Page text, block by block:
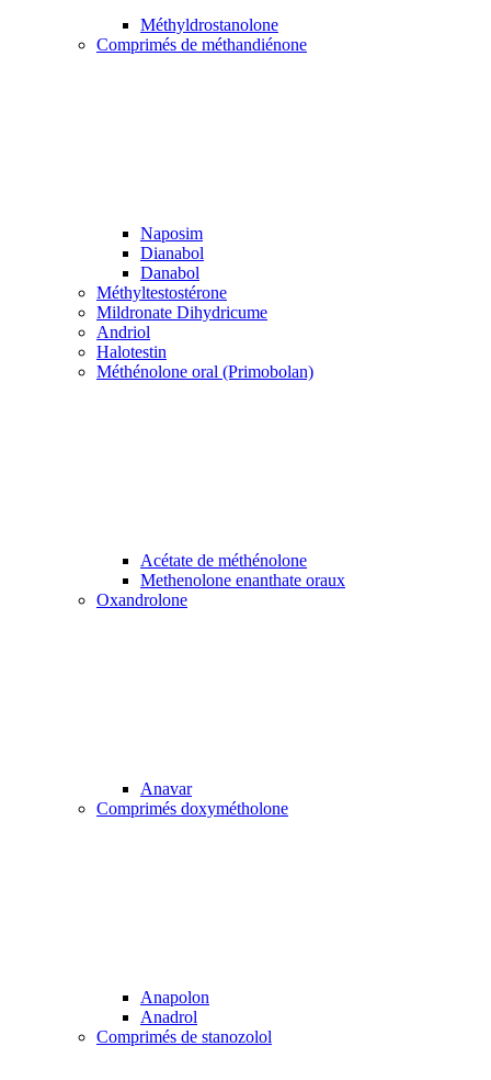
Méthyldrostanolone
Comprimés de méthandiénone
Naposim
Dianabol
Danabol
Méthyltestostérone
Mildronate Dihydricume
Andriol
Halotestin
Méthénolone oral (Primobolan)
Acétate de méthénolone
Methenolone enanthate oraux
Oxandrolone
Anavar
Comprimés doxymétholone
Anapolon
Anadrol
Comprimés de stanozolol